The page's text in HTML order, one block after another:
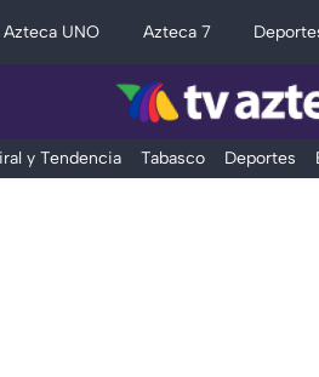
Azteca UNO Azteca 7
y Tendencia Tabasco Deportes